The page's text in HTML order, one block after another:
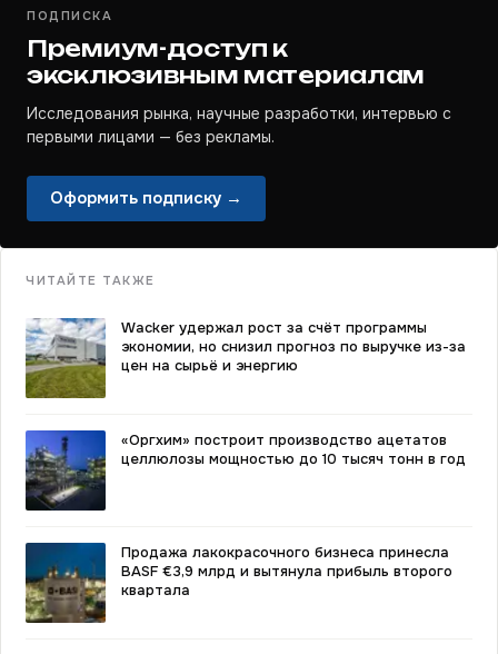
ПОДПИСКА
Премиум-доступ к
эксклюзивным материалам
Исследования рынка, научные разработки, интервью с
первыми лицами — без рекламы.
Оформить подписку →
ЧИТАЙТЕ ТАКЖЕ
Wacker удержал рост за счёт программы
экономии, но снизил прогноз по выручке из-за
цен на сырьё и энергию
«Оргхим» построит производство ацетатов
целлюлозы мощностью до 10 тысяч тонн в год
Продажа лакокрасочного бизнеса принесла
BASF €3,9 млрд и вытянула прибыль второго
квартала